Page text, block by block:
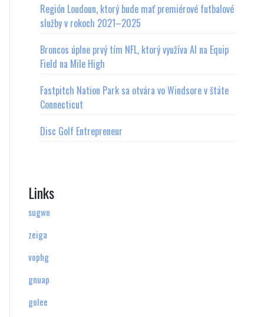
Región Loudoun, ktorý bude mať premiérové futbalové
služby v rokoch 2021–2025
Broncos úplne prvý tím NFL, ktorý využíva AI na Equip
Field na Mile High
Fastpitch Nation Park sa otvára vo Windsore v štáte
Connecticut
Disc Golf Entrepreneur
Links
sugwo
zeiga
vophg
gnuap
golee